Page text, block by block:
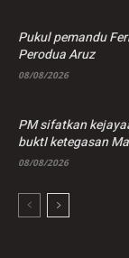
Pukul pemandu
Perodua Aruz
08/08/2026
PM sifatkan
buktI ketegasan
08/08/2026